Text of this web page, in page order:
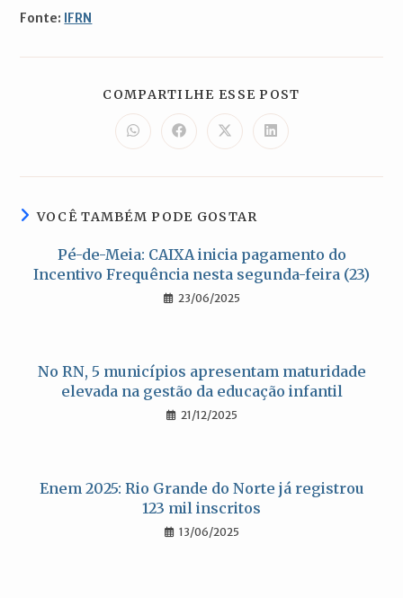
Fonte: IFRN
COMPARTILHE ESSE POST
Abre
em
nova
Abre
em
nova
Abre
em
nova
Abre
em
nova
VOCÊ TAMBÉM PODE GOSTAR
Pé-de-Meia: CAIXA inicia pagamento do
Incentivo Frequência nesta segunda-feira (23)
23/06/2025
No RN, 5 municípios apresentam maturidade
elevada na gestão da educação infantil
21/12/2025
Enem 2025: Rio Grande do Norte já registrou
123 mil inscritos
13/06/2025